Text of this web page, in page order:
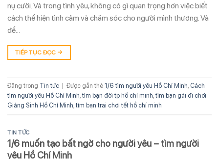
nụ cười. Và trong tình yêu, không có gì quan trọng hơn việc biết
cách thể hiện tình cảm và chăm sóc cho người mình thương. Và
để…
TIẾP TỤC ĐỌC →
Đăng trong Tin tức Được gắn thẻ 1/6 tìm người yêu Hồ Chí Minh, Cách
tìm người yêu Hồ Chí Minh, tìm bạn đời tp hồ chí minh, tìm bạn gái đi chơi
Giáng Sinh Hồ Chí Minh, tìm bạn trai chơi tết hồ chí minh
TIN TỨC
1/6 muốn tạo bất ngờ cho người yêu – tìm người
yêu Hồ Chí Minh